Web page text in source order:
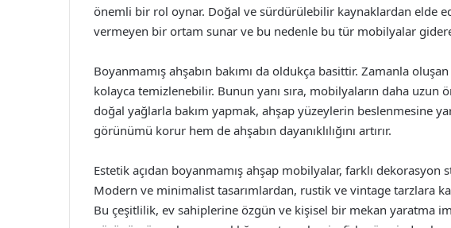
önemli bir rol oynar. Doğal ve sürdürülebilir kaynaklardan elde
vermeyen bir ortam sunar ve bu nedenle bu tür mobilyalar
Boyanmamış ahşabın bakımı da oldukça basittir. Zamanla
kolayca temizlenebilir. Bunun yanı sıra, mobilyaların daha uzun
doğal yağlarla bakım yapmak, ahşap yüzeylerin beslenmesine
görünümü korur hem de ahşabın dayanıklılığını artırır.
Estetik açıdan boyanmamış ahşap mobilyalar, farklı
Modern ve minimalist tasarımlardan, rustik ve vintage tarzlara
Bu çeşitlilik, ev sahiplerine özgün ve kişisel bir mekan yaratma